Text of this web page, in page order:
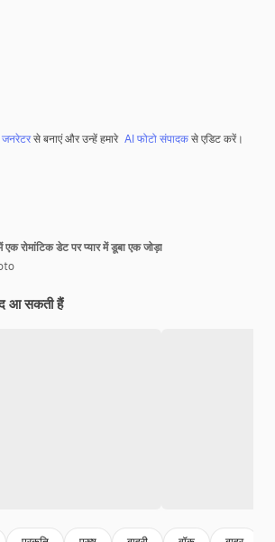
से बनाएं और उन्हें हमारे AI फोटो संपादकसे एडिट करें।
रोमांटिक डेट पर प्यार में डूबा एक जोड़ा
आ सकती हैं